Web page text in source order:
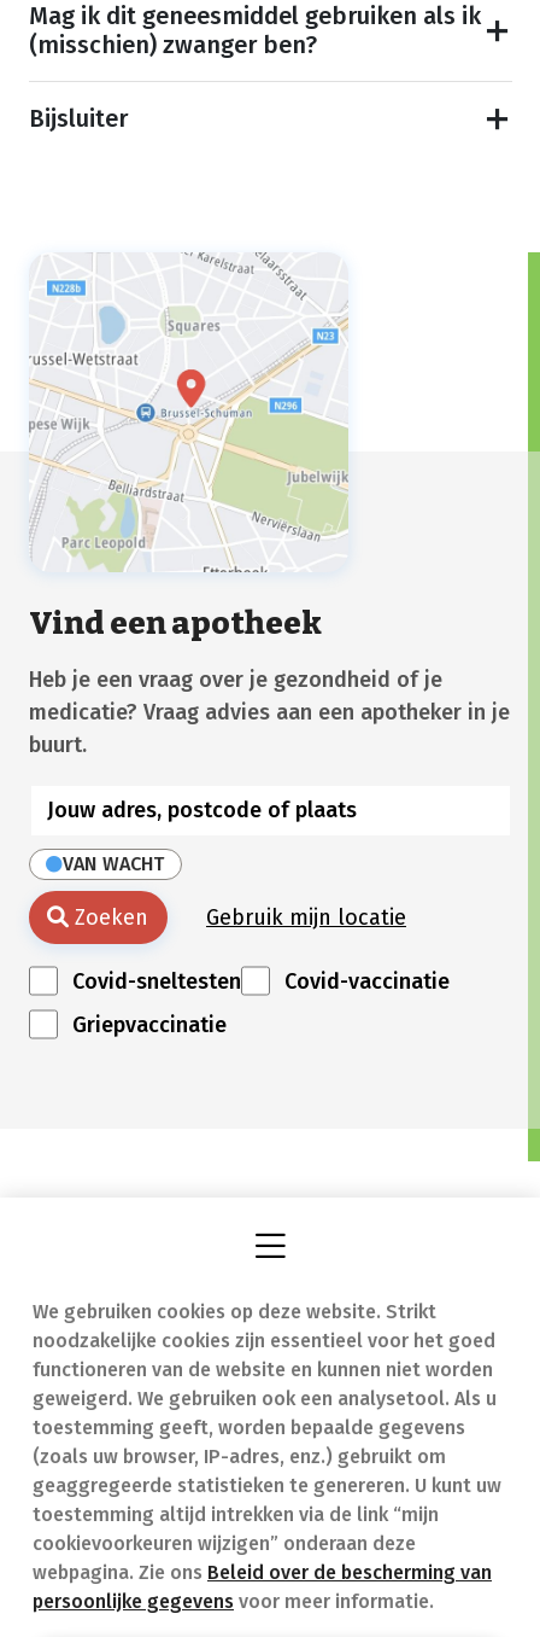
We gebruiken cookies op deze website. Strikt
noodzakelijke cookies zijn essentieel voor het goed
functioneren van de website en kunnen niet worden
geweigerd. We gebruiken ook een analysetool. Als u
toestemming geeft, worden bepaalde gegevens
(zoals uw browser, IP-adres, enz.) gebruikt om
geaggregeerde statistieken te genereren. U kunt uw
toestemming altijd intrekken via de link “mijn
cookievoorkeuren wijzigen” onderaan deze
webpagina. Zie ons Beleid over de bescherming van
persoonlijke gegevens voor meer informatie.
Mag ik dit geneesmiddel gebruiken als ik
(misschien) zwanger ben?
Bijsluiter
Vind een apotheek
Heb je een vraag over je gezondheid of je
medicatie? Vraag advies aan een apotheker in je
buurt.
VAN WACHT
Zoeken Gebruik mijn locatie
Covid-sneltesten
Covid-vaccinatie
Griepvaccinatie
Vind een apotheek
Onze expertise
Ziekten
Geneesmiddelen
In geval van nood
Contact
Veelgestelde vragen
(FAQ)